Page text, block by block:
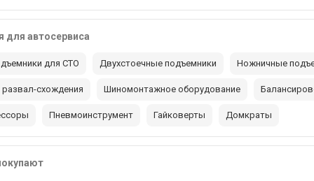
для автосервиса
для СТО Двухстоечные подъемники Ножничные
схождения Шиномонтажное оборудование
Пневмоинструмент Гайковерты Домкраты